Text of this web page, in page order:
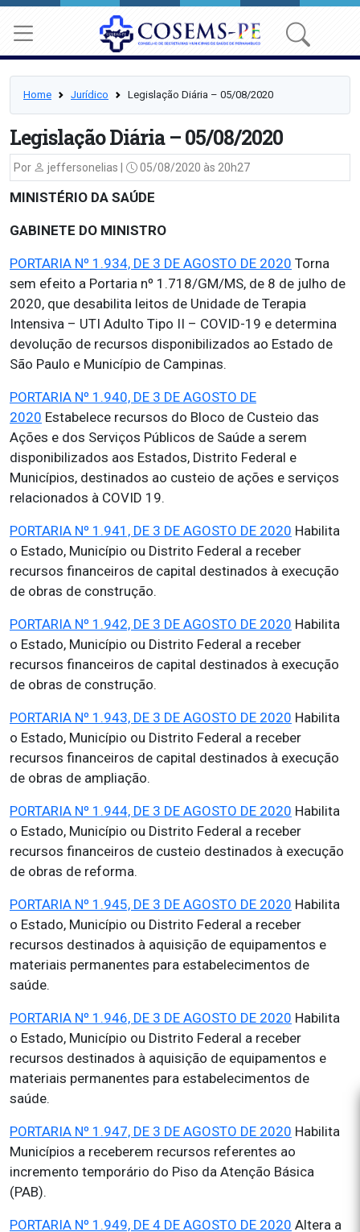
Home Jurídico Legislação Diária – 05/08/2020
Legislação Diária – 05/08/2020
Por jeffersonelias | 05/08/2020 às 20h27
MINISTÉRIO DA SAÚDE
GABINETE DO MINISTRO
PORTARIA Nº 1.934, DE 3 DE AGOSTO DE 2020 Torna
sem efeito a Portaria nº 1.718/GM/MS, de 8 de julho de
2020, que desabilita leitos de Unidade de Terapia
Intensiva – UTI Adulto Tipo II – COVID-19 e determina
devolução de recursos disponibilizados ao Estado de
São Paulo e Município de Campinas.
PORTARIA Nº 1.940, DE 3 DE AGOSTO DE
2020 Estabelece recursos do Bloco de Custeio das
Ações e dos Serviços Públicos de Saúde a serem
disponibilizados aos Estados, Distrito Federal e
Municípios, destinados ao custeio de ações e serviços
relacionados à COVID 19.
PORTARIA Nº 1.941, DE 3 DE AGOSTO DE 2020 Habilita
o Estado, Município ou Distrito Federal a receber
recursos financeiros de capital destinados à execução
de obras de construção.
PORTARIA Nº 1.942, DE 3 DE AGOSTO DE 2020 Habilita
o Estado, Município ou Distrito Federal a receber
recursos financeiros de capital destinados à execução
de obras de construção.
PORTARIA Nº 1.943, DE 3 DE AGOSTO DE 2020 Habilita
o Estado, Município ou Distrito Federal a receber
recursos financeiros de capital destinados à execução
de obras de ampliação.
PORTARIA Nº 1.944, DE 3 DE AGOSTO DE 2020 Habilita
o Estado, Município ou Distrito Federal a receber
recursos financeiros de custeio destinados à execução
de obras de reforma.
PORTARIA Nº 1.945, DE 3 DE AGOSTO DE 2020 Habilita
o Estado, Município ou Distrito Federal a receber
recursos destinados à aquisição de equipamentos e
materiais permanentes para estabelecimentos de
saúde.
PORTARIA Nº 1.946, DE 3 DE AGOSTO DE 2020 Habilita
o Estado, Município ou Distrito Federal a receber
recursos destinados à aquisição de equipamentos e
materiais permanentes para estabelecimentos de
saúde.
PORTARIA Nº 1.947, DE 3 DE AGOSTO DE 2020 Habilita
Municípios a receberem recursos referentes ao
incremento temporário do Piso da Atenção Básica
(PAB).
PORTARIA Nº 1.949, DE 4 DE AGOSTO DE 2020 Altera a